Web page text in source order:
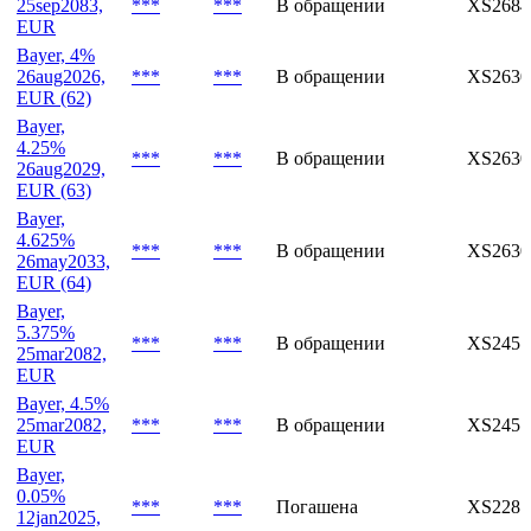
25sep2083,
EUR
*** *** В обращении
Bayer, 7%
25sep2083,
EUR
*** *** В обращении
Bayer, 4%
26aug2026,
EUR (62)
*** *** В обращении
Bayer,
4.25%
26aug2029,
EUR (63)
*** *** В обращении
Bayer,
4.625%
26may2033,
EUR (64)
*** *** В обращении
Bayer,
5.375%
25mar2082,
EUR
*** *** В обращении
Bayer, 4.5%
25mar2082,
*** *** В обращении